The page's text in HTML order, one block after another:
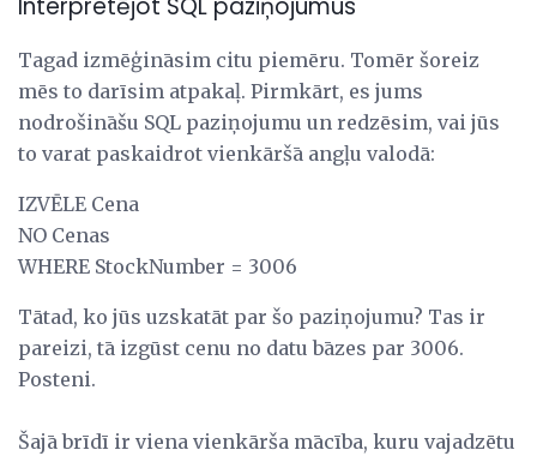
Tagad izmēģināsim citu piemēru. Tomēr šoreiz
mēs to darīsim atpakaļ. Pirmkārt, es jums
nodrošināšu SQL paziņojumu un redzēsim, vai jūs
to varat paskaidrot vienkāršā angļu valodā:
IZVĒLE Cena
NO Cenas
WHERE StockNumber = 3006
Tātad, ko jūs uzskatāt par šo paziņojumu? Tas ir
pareizi, tā izgūst cenu no datu bāzes par 3006.
Posteni.
Šajā brīdī ir viena vienkārša mācība, kuru vajadzētu